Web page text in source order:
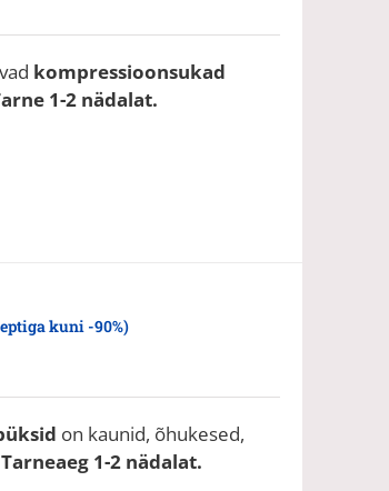
kompressioonsukad
1-2 nädalat.
kuni -90%)
on kaunid, õhukesed,
1-2 nädalat.